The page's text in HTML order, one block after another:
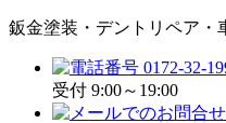
鈑金塗装・デントリペア・
0172-32-
受付 9:00～19:00